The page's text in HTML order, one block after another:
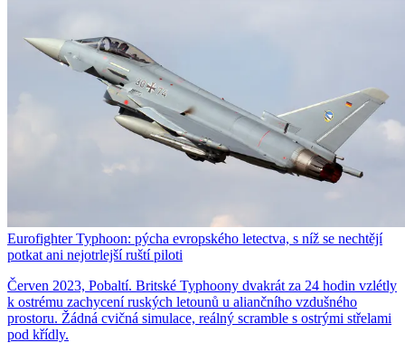
Eurofighter Typhoon: pýcha evropského letectva, s níž se nechtějí
potkat ani nejotrlejší ruští piloti
Červen 2023, Pobaltí. Britské Typhoony dvakrát za 24 hodin vzlétly
k ostrému zachycení ruských letounů u aliančního vzdušného
prostoru. Žádná cvičná simulace, reálný scramble s ostrými střelami
pod křídly.